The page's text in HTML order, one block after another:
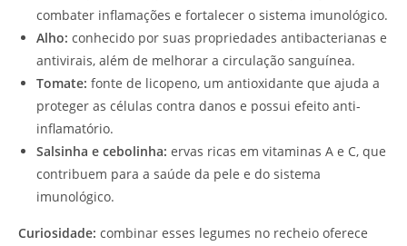
combater inflamações e fortalecer o sistema imunológico.
Alho: conhecido por suas propriedades antibacterianas e
antivirais, além de melhorar a circulação sanguínea.
Tomate: fonte de licopeno, um antioxidante que ajuda a
proteger as células contra danos e possui efeito anti-
inflamatório.
Salsinha e cebolinha: ervas ricas em vitaminas A e C, que
contribuem para a saúde da pele e do sistema
imunológico.
Curiosidade: combinar esses legumes no recheio oferece